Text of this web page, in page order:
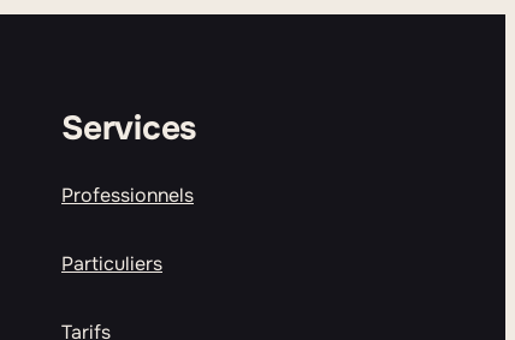
Services
Professionnels
Particuliers
Tarifs